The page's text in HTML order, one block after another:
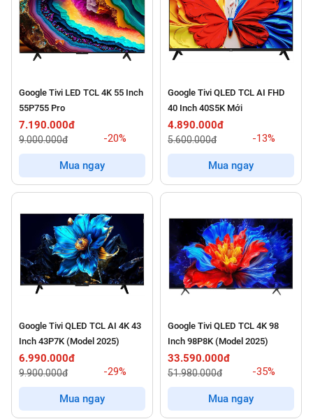
Google Tivi LED TCL 4K 55 Inch
55P755 Pro
7.190.000đ
9.000.000đ -20%
Mua ngay
Google Tivi QLED TCL AI FHD
40 Inch 40S5K Mới
4.890.000đ
5.600.000đ -13%
Mua ngay
Google Tivi QLED TCL AI 4K 43
Inch 43P7K (Model 2025)
6.990.000đ
9.900.000đ -29%
Mua ngay
Google Tivi QLED TCL 4K 98
Inch 98P8K (Model 2025)
33.590.000đ
51.980.000đ -35%
Mua ngay